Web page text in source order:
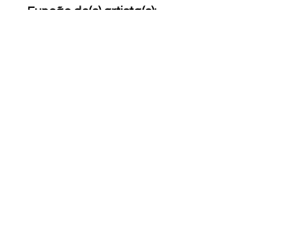
Função do(s) artista(s):